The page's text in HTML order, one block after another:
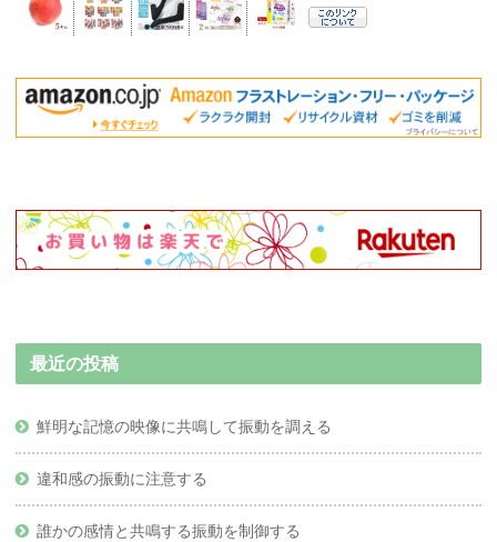
最近の投稿
鮮明な記憶の映像に共鳴して振動を調える
違和感の振動に注意する
誰かの感情と共鳴する振動を制御する